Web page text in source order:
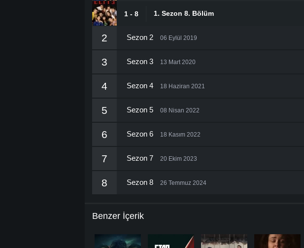
1 - 8 1. Sezon 8. Bölüm
2 Sezon 2 06 Eylül 2019
3 Sezon 3 13 Mart 2020
4 Sezon 4 18 Haziran 2021
5 Sezon 5 08 Nisan 2022
6 Sezon 6 18 Kasım 2022
7 Sezon 7 20 Ekim 2023
8 Sezon 8 26 Temmuz 2024
Benzer İçerik